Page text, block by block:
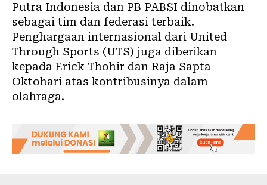
Putra Indonesia dan PB PABSI dinobatkan
sebagai tim dan federasi terbaik.
Penghargaan internasional dari United
Through Sports (UTS) juga diberikan
kepada Erick Thohir dan Raja Sapta
Oktohari atas kontribusinya dalam
olahraga.